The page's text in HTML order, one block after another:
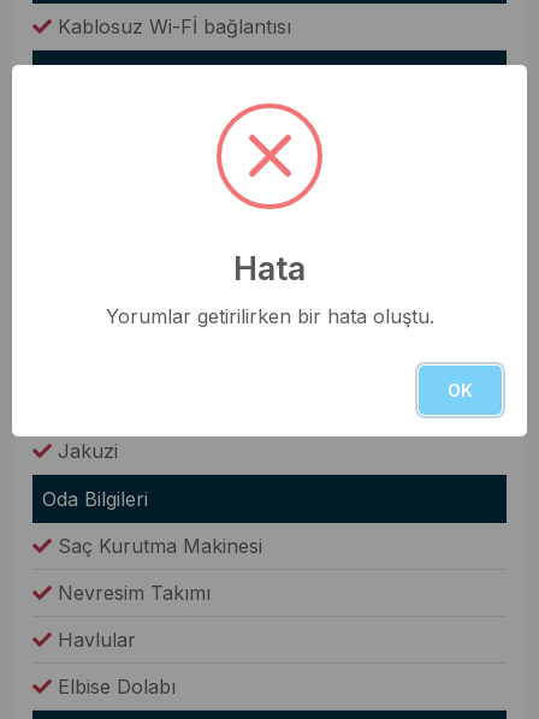
Kablosuz Wi-Fİ bağlantısı
Panoramik Deniz Manzaralı
Bahçe Yemek Masası
Jakuzi
Oda Bilgileri
Saç Kurutma Makinesi
Nevresim Takımı
Havlular
Elbise Dolabı
Hata
Yorumlar getirilirken bir hata oluştu.
OK